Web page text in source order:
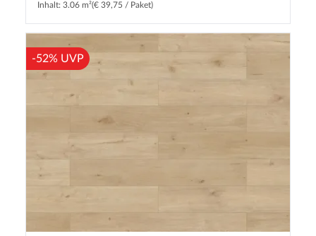
Inhalt: 3.06 m²(€ 39,75 / Paket)
-52% UVP